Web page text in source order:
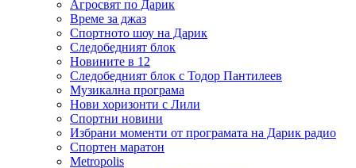
Агросвят по Дарик
Време за джаз
Спортното шоу на Дарик
Следобедният блок
Новините в 12
Следобедният блок с Тодор Пантилеев
Музикална програма
Нови хоризонти с Лили
Спортни новини
Избрани моменти от програмата на Дарик радио
Спортен маратон
Metropolis